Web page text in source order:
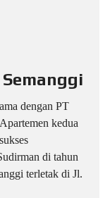
dengan PT
kedua
di tahun
terletak di Jl.